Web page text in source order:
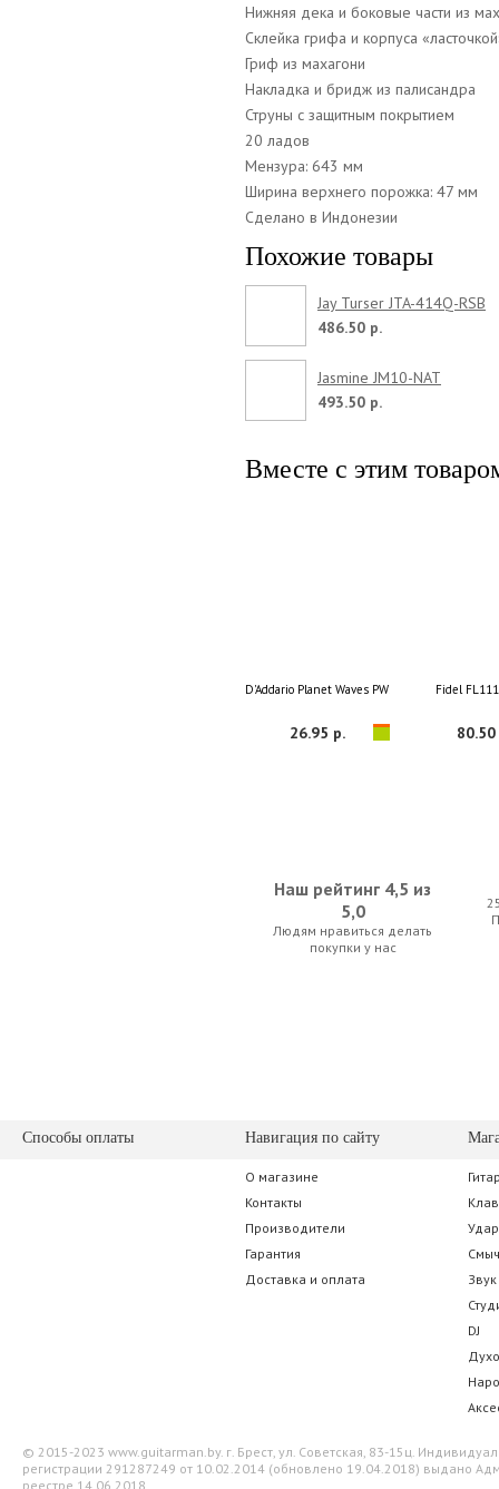
Нижняя дека и боковые части из
Склейка грифа и корпуса
Гриф из махагони
Накладка и бридж из палисандра
Струны с защитным покрытием
20 ладов
Мензура: 643 мм
Ширина верхнего порожка: 47 мм
Сделано в Индонезии
Похожие товары
Jay Turser JTA-414Q-RSB
486.50 р.
Jasmine JM10-NAT
493.50 р.
Вместе с этим
D'Addario Planet Waves PWS100 Black
26.95 р.
Fidel
80.50
Ernie Ball 2008 Earthwood Rock & Blues 80/20
Crossrock
35.00 р.
Наш рейтинг 4,5 из
5,0
Людям нравиться делать
покупки у нас
Способы оплаты Навигация по сайту
О магазине
Контакты
Производители
Гарантия
Доставка и оплата
Звук
DJ
© 2015-2023 www.guitarman.by. г. Брест, ул. Советская, 83-15ц.
регистрации 291287249 от 10.02.2014 (обновлено 19.04.2018) выдано
реестре 14.06.2018.